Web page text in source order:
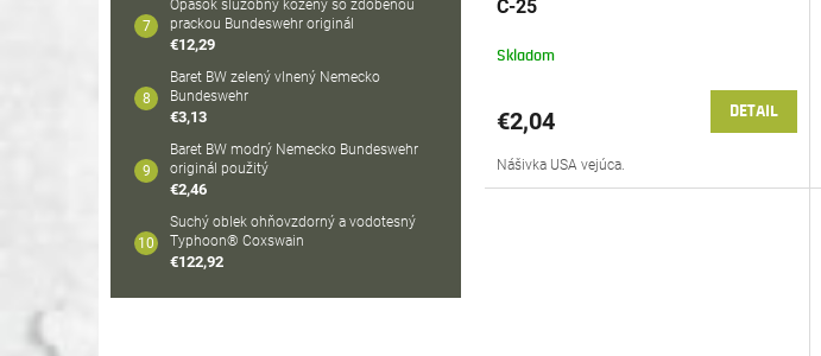
Opasok služobný kožený so zdobenou
prackou Bundeswehr originál
€12,29
Baret BW zelený vlnený Nemecko
Bundeswehr
€3,13
Baret BW modrý Nemecko Bundeswehr
originál použitý
€2,46
Suchý oblek ohňovzdorný a vodotesný
Typhoon® Coxswain
€122,92
C-25
Skladom
€2,04 DETAIL
Nášivka USA vejúca.